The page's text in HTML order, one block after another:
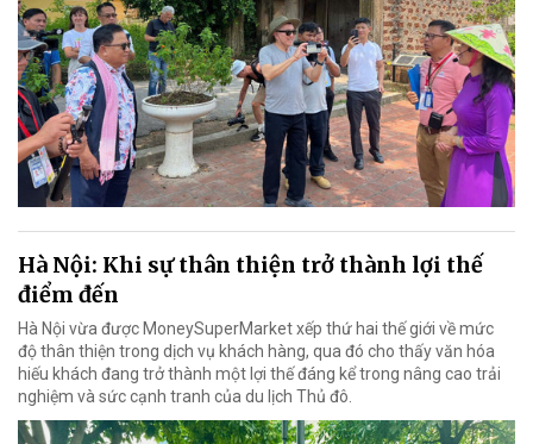
Hà Nội: Khi sự thân thiện trở thành lợi thế
điểm đến
Hà Nội vừa được MoneySuperMarket xếp thứ hai thế giới về mức
độ thân thiện trong dịch vụ khách hàng, qua đó cho thấy văn hóa
hiếu khách đang trở thành một lợi thế đáng kể trong nâng cao trải
nghiệm và sức cạnh tranh của du lịch Thủ đô.